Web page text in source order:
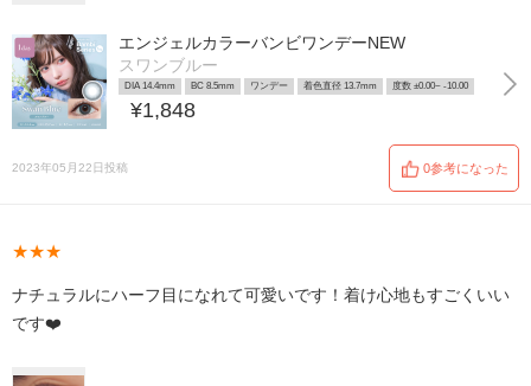
エンジェルカラーバンビワンデーNEW
スワンブルー
DIA 14.4mm BC 8.5mm ワンデー 着色直径 13.7mm 度数 ±0.00~ -10.00
¥1,848
2023年05月22日投稿 0参考になった
★★★
ナチュラルにハーフ目になれて可愛いです！着け心地もすごくいい
です❤️